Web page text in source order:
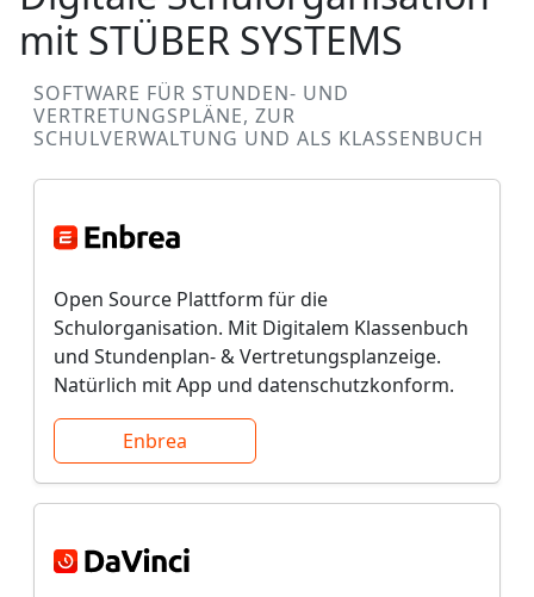
mit STÜBER SYSTEMS
SOFTWARE FÜR STUNDEN- UND
VERTRETUNGSPLÄNE, ZUR
SCHULVERWALTUNG UND ALS KLASSENBUCH
Open Source Plattform für die
Schulorganisation. Mit Digitalem Klassenbuch
und Stundenplan- & Vertretungsplanzeige.
Natürlich mit App und datenschutzkonform.
Enbrea